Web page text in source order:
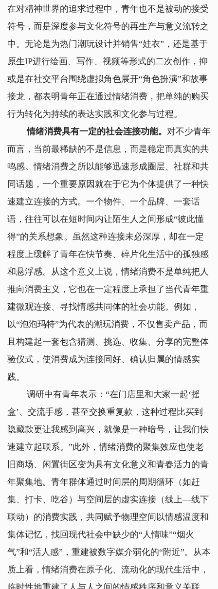
在对精神世界的追求过程中，青年也不是被动的接受
符号，而是深度参与文化符号的再生产与意义流转之
中。无论是为热门潮玩设计并销售“娃衣”，还是基于
原生IP进行绘画、写作、视频等形式的二次创作，抑
或是在社交平台围绕虚拟角色展开“角色扮演”和故事
接龙，都表明青年正在通过情绪消费，把单纯的购买
行为转化为持续的表达实践和文化参与过程。
情绪消费具有一定的社会连接功能。 对不少青年
而言，当前最稀缺的不是信息，而是稳定而真实的共
鸣感。情绪消费之所以能够迅速形成圈层、社群和共
同话题，一个重要原因就在于它为个体提供了一种快
速建立连接的方式。一个物件、一个品牌、一套话
语，往往可以在短时间内让陌生人之间形成“彼此懂
得”的关系想象。虽然这种连接未必深厚，却在一定
程度上缓解了青年在快节奏、碎片化生活中的孤独感
和悬浮感。从这个意义上说，情绪消费不是单纯把人
推向消费主义，它也在一定程度上承担了当代青年重
建微观连接、寻找情感共同体的社会功能。例如，
以“泡泡玛特”为代表的潮玩消费，不仅售卖产品，而
且构建起一套包含猜测、挑选、收集、分享的完整体
验仪式，使消费成为连接同好、确认归属的情感实
践。
调研中有青年表示：“在门店里和大家一起‘摇
盒’、交流手感，甚至交换重复款，这种过程比买到
隐藏款更让我感到高兴，就像是一种暗号，让我们快
速建立起联系。”此外，情绪消费的聚集效应也使老
旧商场、闲置街区变为具有文化意义和青春活力的青
年聚集地。青年群体通过时间层的周期循环（如赶
集、打卡、吃谷）与空间层的虚实连接（线上—线下
联动）的消费实践，共同赋予物理空间以情感温度和
集体记忆，找回现代社会中缺少的“人情味”“烟火
气”和“活人感”，重建被数字媒介弱化的“附近”。从本
质上看，情绪消费在原子化、流动化的现代生活中，